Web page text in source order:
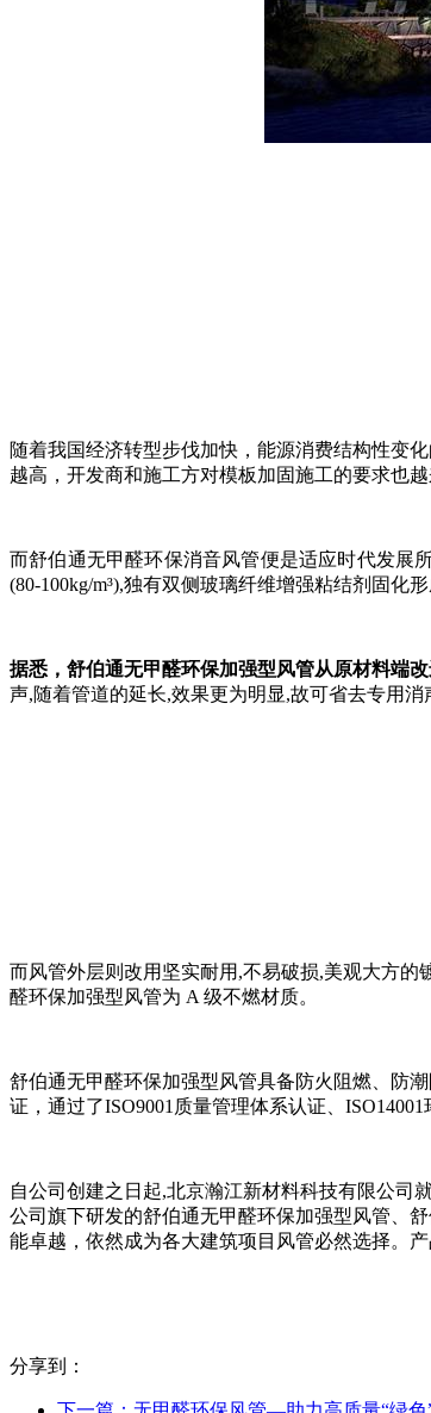
随着我国经济转型步伐加快，能源消费结构性变
越高，开发商和施工方对模板加固施工的要求也
而舒伯通无甲醛环保消音风管便是适应时代发
(80-100kg/m³),独有双侧玻璃纤维增强粘结剂固化
据悉，舒伯通无甲醛环保加强型风管从原材料端
声,随着管道的延长,效果更为明显,故可省去专用
而风管外层则改用坚实耐用,不易破损,美观大方的
醛环保加强型风管为 A 级不燃材质。
舒伯通无甲醛环保加强型风管具备防火阻燃、防
证，通过了ISO9001质量管理体系认证、
自公司创建之日起,北京瀚江新材料科技有限公司
公司旗下研发的舒伯通无甲醛环保加强型风管、
能卓越，依然成为各大建筑项目风管必然选择。
分享到：